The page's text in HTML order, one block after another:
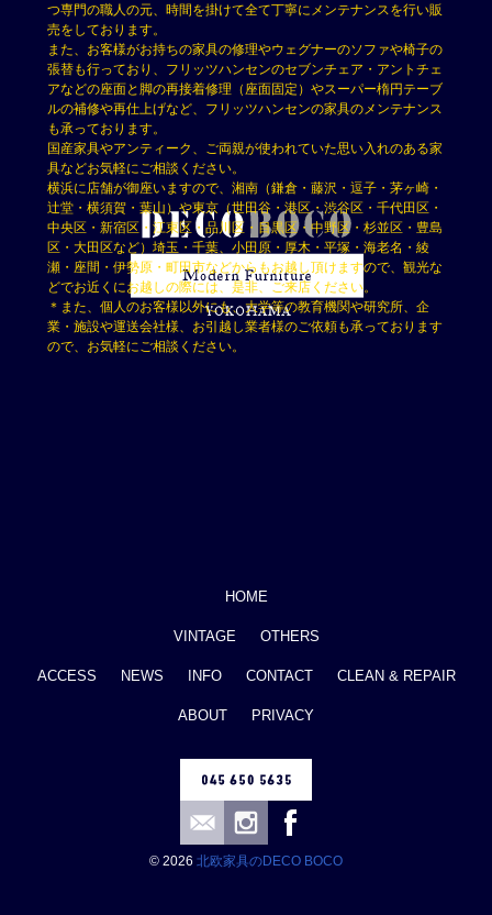
つ専門の職人の元、時間を掛けて全て丁寧にメンテナンスを行い販
売をしております。
また、お客様がお持ちの家具の修理やウェグナーのソファや椅子の
張替も行っており、フリッツハンセンのセブンチェア・アントチェ
アなどの座面と脚の再接着修理（座面固定）やスーパー楕円テーブ
ルの補修や再仕上げなど、フリッツハンセンの家具のメンテナンス
も承っております。
国産家具やアンティーク、ご両親が使われていた思い入れのある家
具などお気軽にご相談ください。
横浜に店舗が御座いますので、湘南（鎌倉・藤沢・逗子・茅ヶ崎・
辻堂・横須賀・葉山）や東京（世田谷・港区・渋谷区・千代田区・
中央区・新宿区・江東区・品川区・目黒区・中野区・杉並区・豊島
区・大田区など）埼玉・千葉、小田原・厚木・平塚・海老名・綾
瀬・座間・伊勢原・町田市などからもお越し頂けますので、観光な
どでお近くにお越しの際には、是非、ご来店ください。
＊また、個人のお客様以外にも、大学等の教育機関や研究所、企
業・施設や運送会社様、お引越し業者様のご依頼も承っております
ので、お気軽にご相談ください。
HOME
VINTAGE OTHERS
ACCESS NEWS INFO CONTACT CLEAN & REPAIR
ABOUT PRIVACY
© 2026 北欧家具のDECO BOCO